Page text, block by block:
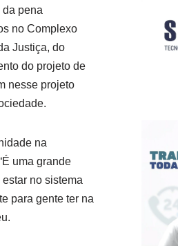
da pena
no Complexo
Justiça, do
do projeto de
nesse projeto
na
uma grande
no sistema
para gente ter na